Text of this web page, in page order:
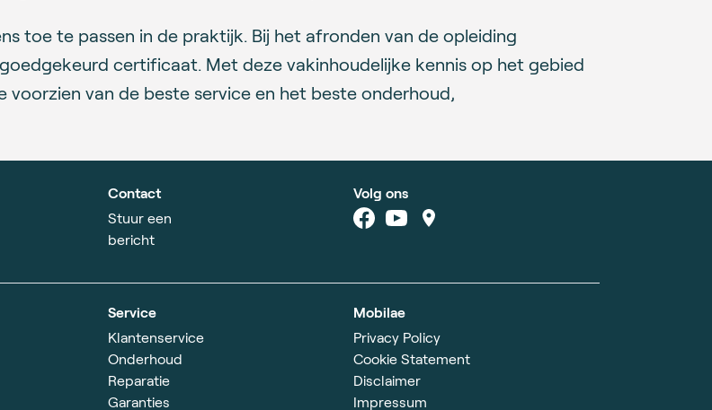
toe te passen in de praktijk. Bij het afronden van de opleiding
certificaat. Met deze vakinhoudelijke kennis op het gebied
van de beste service en het beste onderhoud,
Contact
Stuur een
bericht
Volg ons
Service
Klantenservice
Onderhoud
Reparatie
Garanties
Mobilae
Privacy Policy
Cookie Statement
Disclaimer
Impressum